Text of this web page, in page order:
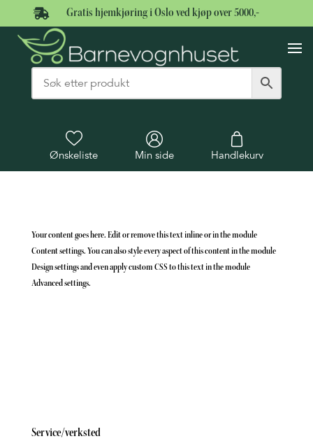
 Gratis hjemkjøring i Oslo ved kjøp over 5000,-
Ønskeliste Min side Handlekurv
Your content goes here. Edit or remove this text inline or in the module
Content settings. You can also style every aspect of this content in the module
Design settings and even apply custom CSS to this text in the module
Advanced settings.
Service/verksted